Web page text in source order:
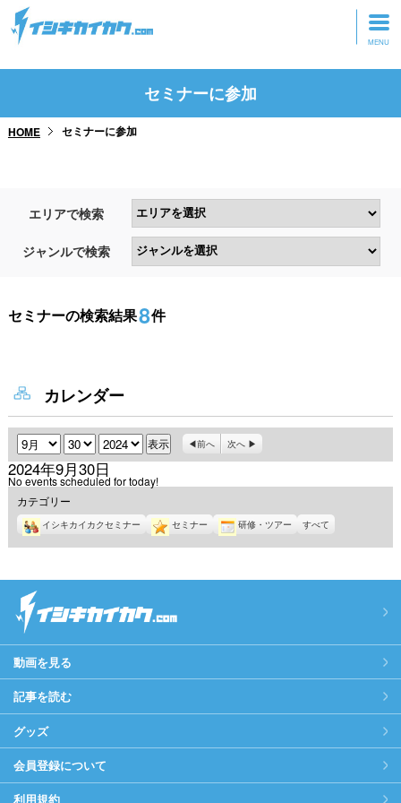
トップページ
研修・ツアーに参加
セミナーに参加
HOME セミナーに参加
エリアで検索
ジャンルで検索
セミナーの検索結果8件
カレンダー
月 日 年 前へ 次へ
2024年9月30日
No events scheduled for today!
カテゴリー
イシキカイカクセミナー セミナー 研修・ツアー すべて
動画を見る
記事を読む
グッズ
会員登録について